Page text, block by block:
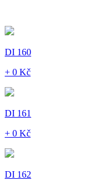
DI 160
+ 0 Kč
DI 161
+ 0 Kč
DI 162